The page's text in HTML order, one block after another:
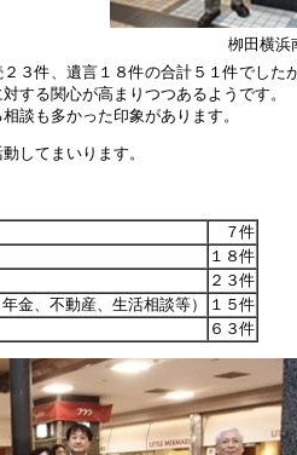
栁田横浜
３件、遺言１８件の合計５１件でした
する関心が高まりつつあるようです。
談も多かった印象があります。
してまいります。
７件
１８件
２３件
金、不動産、生活相談等）
１５件
６３件